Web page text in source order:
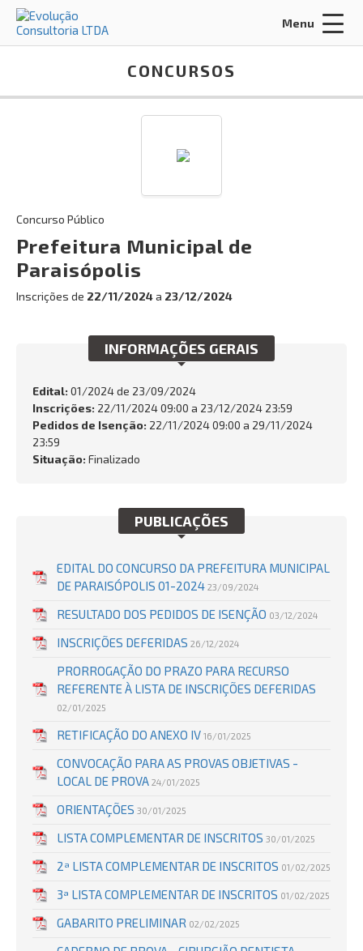
Acessar Área do Candidato:
ENTRAR
Esqueci a minha senha
INÍCIO
MISSÃO, VISÃO E VALORES
Busca:
Menu
CONCURSOS
Concurso Público
Prefeitura Municipal de
Paraisópolis
Inscrições de 22/11/2024a 23/12/2024
INFORMAÇÕES GERAIS
Edital: 01/2024 de 23/09/2024
Inscrições: 22/11/2024 09:00 a 23/12/2024 23:59
Pedidos de Isenção: 22/11/2024 09:00 a 29/11/2024
23:59
Situação: Finalizado
PUBLICAÇÕES
EDITAL DO CONCURSO DA PREFEITURA MUNICIPAL
DE PARAISÓPOLIS 01-2024 23/09/2024
RESULTADO DOS PEDIDOS DE ISENÇÃO 03/12/2024
INSCRIÇÕES DEFERIDAS 26/12/2024
PRORROGAÇÃO DO PRAZO PARA RECURSO
REFERENTE À LISTA DE INSCRIÇÕES DEFERIDAS
02/01/2025
RETIFICAÇÃO DO ANEXO IV 16/01/2025
CONVOCAÇÃO PARA AS PROVAS OBJETIVAS -
LOCAL DE PROVA 24/01/2025
ORIENTAÇÕES 30/01/2025
LISTA COMPLEMENTAR DE INSCRITOS 30/01/2025
2ª LISTA COMPLEMENTAR DE INSCRITOS 01/02/2025
3ª LISTA COMPLEMENTAR DE INSCRITOS 01/02/2025
GABARITO PRELIMINAR 02/02/2025